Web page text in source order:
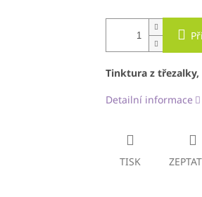
Tinktura z třezalky,
Detailní informace
TISK